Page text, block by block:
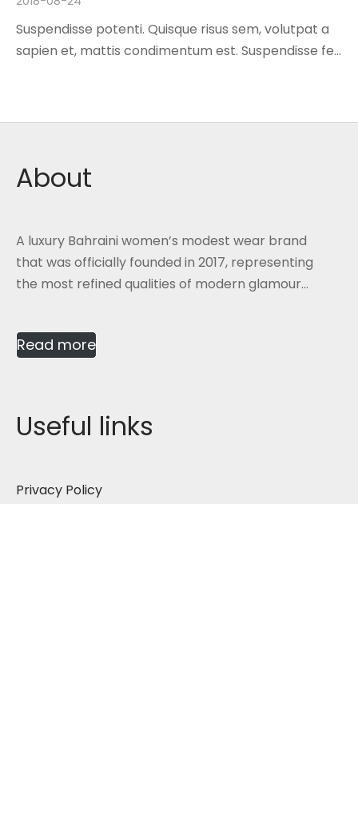
Suspendisse potenti. Quisque risus sem, volutpat a
sapien et, mattis condimentum est. Suspendisse fe…
About
A luxury Bahraini women’s modest wear brand
that was officially founded in 2017, representing
the most refined qualities of modern glamour...
Read more
Useful links
Privacy Policy